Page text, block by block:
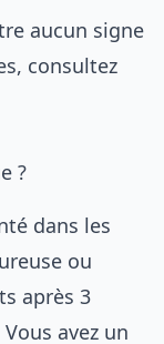
aucun signe
consultez
?
dans les
ou
après 3
avez un